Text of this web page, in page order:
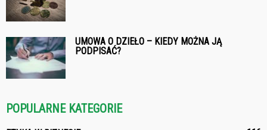
UMOWA O DZIEŁO – KIEDY MOŻNA JĄ
PODPISAĆ?
POPULARNE KATEGORIE